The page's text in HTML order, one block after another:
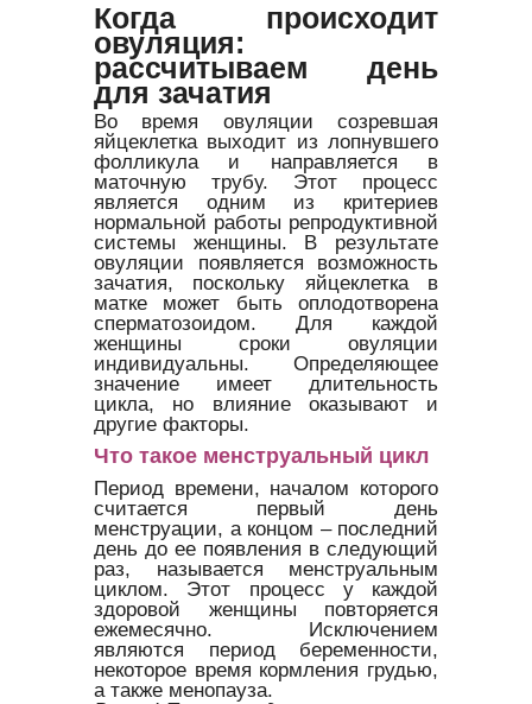
Когда происходит
овуляция:
рассчитываем день
для зачатия
Во время овуляции созревшая
яйцеклетка выходит из лопнувшего
фолликула и направляется в
маточную трубу. Этот процесс
является одним из критериев
нормальной работы репродуктивной
системы женщины. В результате
овуляции появляется возможность
зачатия, поскольку яйцеклетка в
матке может быть оплодотворена
сперматозоидом. Для каждой
женщины сроки овуляции
индивидуальны. Определяющее
значение имеет длительность
цикла, но влияние оказывают и
другие факторы.
Что такое менструальный цикл
Период времени, началом которого
считается первый день
менструации, а концом – последний
день до ее появления в следующий
раз, называется менструальным
циклом. Этот процесс у каждой
здоровой женщины повторяется
ежемесячно. Исключением
являются период беременности,
некоторое время кормления грудью,
а также менопауза.